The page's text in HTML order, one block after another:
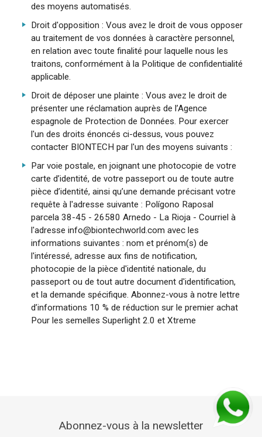
des moyens automatisés.
Droit d'opposition : Vous avez le droit de vous opposer
au traitement de vos données à caractère personnel,
en relation avec toute finalité pour laquelle nous les
traitons, conformément à la Politique de confidentialité
applicable.
Droit de déposer une plainte : Vous avez le droit de
présenter une réclamation auprès de l’Agence
espagnole de Protection de Données. Pour exercer
l'un des droits énoncés ci-dessus, vous pouvez
contacter BIONTECH par l'un des moyens suivants :
Par voie postale, en joignant une photocopie de votre
carte d’identité, de votre passeport ou de toute autre
pièce d’identité, ainsi qu’une demande précisant votre
requête à l'adresse suivante : Polígono Raposal
parcela 38-45 - 26580 Arnedo - La Rioja - Courriel à
l'adresse info@biontechworld.com avec les
informations suivantes : nom et prénom(s) de
l'intéressé, adresse aux fins de notification,
photocopie de la pièce d'identité nationale, du
passeport ou de tout autre document d'identification,
et la demande spécifique. Abonnez-vous à notre lettre
d’informations 10 % de réduction sur le premier achat
Pour les semelles Superlight 2.0 et Xtreme
Abonnez-vous à la newsletter